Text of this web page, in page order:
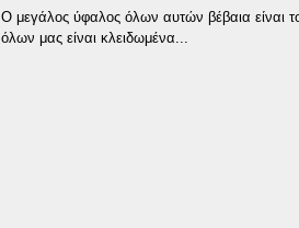
Ο μεγάλος ύφαλος όλων αυτών βέβαια είναι
όλων μας είναι κλειδωμένα...